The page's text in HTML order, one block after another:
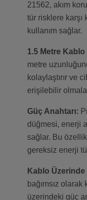
21562, akım
tür risklere karşı
kullanım sağlar.
1.5 Metre
metre
kolaylaştırır ve
erişilebilir
Güç Anahtarı:
düğmesi, enerji
sağlar. Bu
gereksiz enerji
Kablo Üzerinde
bağımsız
üzerindeki güç